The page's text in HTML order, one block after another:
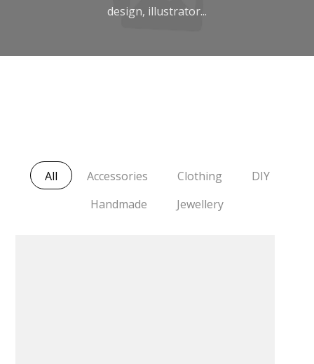
design, illustrator...
All Accessories Clothing
DIY
Handmade
Jewellery